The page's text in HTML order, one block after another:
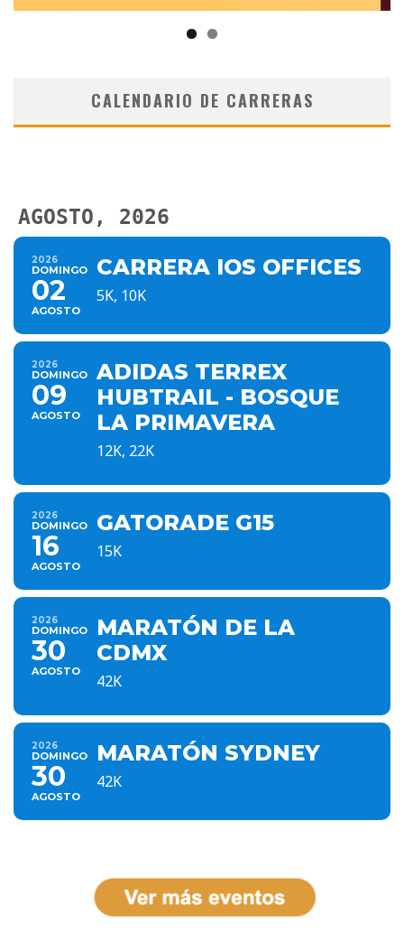
CALENDARIO DE CARRERAS
AGOSTO, 2026
2026
DOMINGO
02
AGOSTO
CARRERA IOS OFFICES
5K, 10K
2026
DOMINGO
09
AGOSTO
ADIDAS TERREX
HUBTRAIL - BOSQUE
LA PRIMAVERA
12K, 22K
2026
DOMINGO
16
AGOSTO
GATORADE G15
15K
2026
DOMINGO
30
AGOSTO
MARATÓN DE LA
CDMX
42K
2026
DOMINGO
30
AGOSTO
MARATÓN SYDNEY
42K